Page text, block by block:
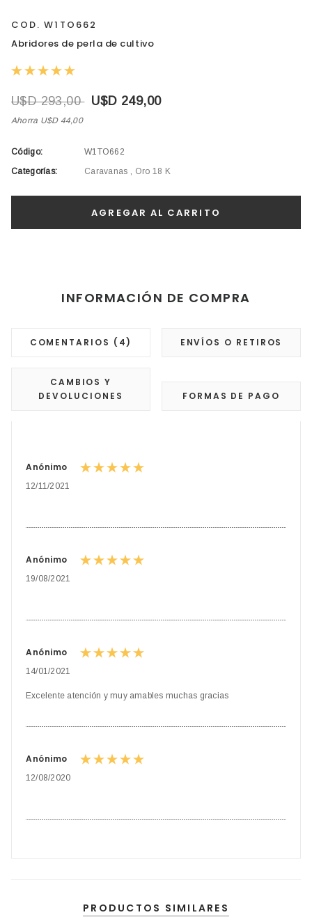
COD. W1TO662
Abridores de perla de cultivo
U$D 293,00 U$D 249,00
Ahorra U$D 44,00
Código:
W1TO662
Categorías:
Caravanas , Oro 18 K
INFORMACIÓN DE COMPRA
COMENTARIOS (4) ENVÍOS O RETIROS
CAMBIOS Y
DEVOLUCIONES
FORMAS DE PAGO
Anónimo
12/11/2021
Anónimo
19/08/2021
Anónimo
14/01/2021
Excelente atención y muy amables muchas gracias
Anónimo
12/08/2020
PRODUCTOS SIMILARES